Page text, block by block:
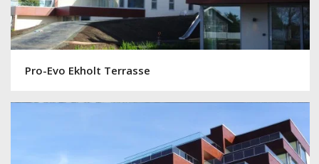
Pro-Evo Ekholt Terrasse